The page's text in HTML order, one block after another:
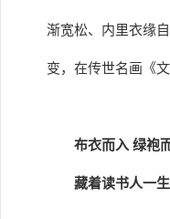
渐宽松、内里衣缘
变，在传世名画《
布衣而入 绿袍
藏着读书人一